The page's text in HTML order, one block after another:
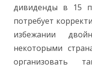
дивиденды в 15
потребует
избежании
некоторыми
организовать